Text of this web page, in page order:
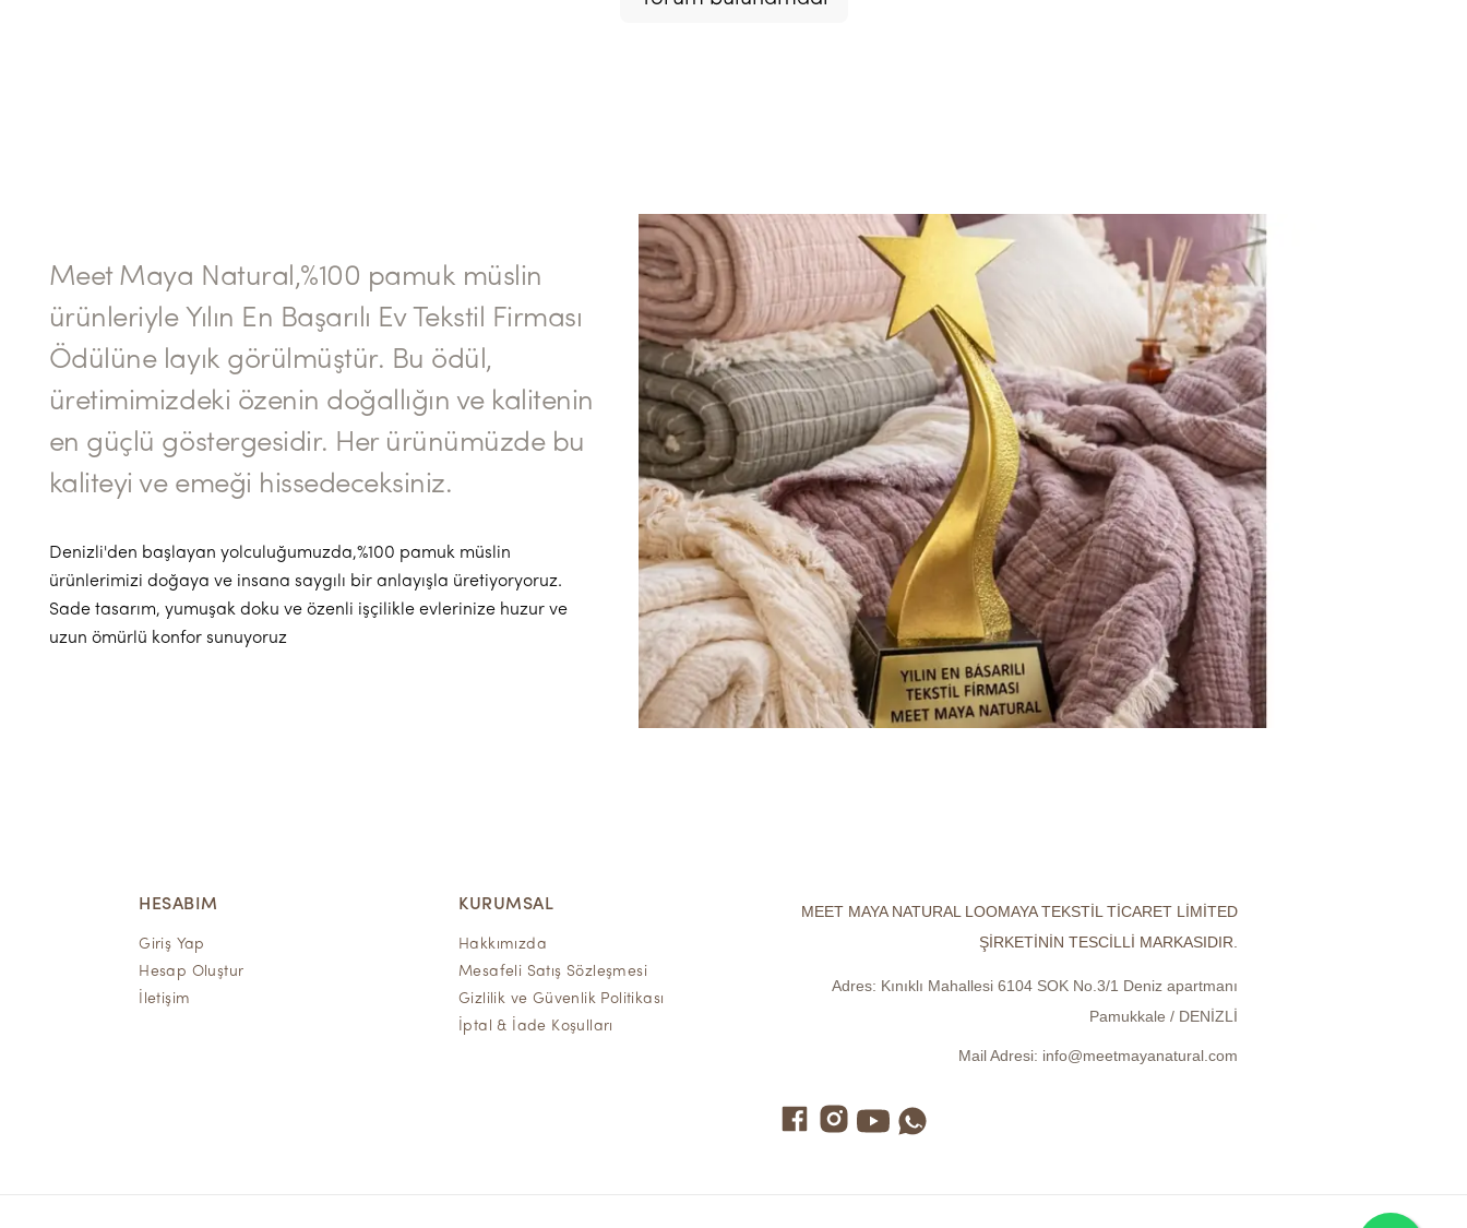
Meet Maya Natural,%100 pamuk müslin
ürünleriyle Yılın En Başarılı Ev Tekstil Firması
Ödülüne layık görülmüştür. Bu ödül,
üretimimizdeki özenin doğallığın ve kalitenin
en güçlü göstergesidir. Her ürünümüzde bu
kaliteyi ve emeği hissedeceksiniz.
Denizli'den başlayan yolculuğumuzda,%100 pamuk müslin
ürünlerimizi doğaya ve insana saygılı bir anlayışla üretiyoryoruz.
Sade tasarım, yumuşak doku ve özenli işçilikle evlerinize huzur ve
uzun ömürlü konfor sunuyoruz
HESABIM
Giriş Yap
Hesap Oluştur
İletişim
KURUMSAL
Hakkımızda
Mesafeli Satış Sözleşmesi
Gizlilik ve Güvenlik Politikası
İptal & İade Koşulları
MEET MAYA NATURAL LOOMAYA TEKSTİL TİCARET LİMİTED
ŞİRKETİNİN TESCİLLİ MARKASIDIR.
Adres: Kınıklı Mahallesi 6104 SOK No.3/1 Deniz apartmanı
Pamukkale / DENİZLİ
Mail Adresi: info@meetmayanatural.com